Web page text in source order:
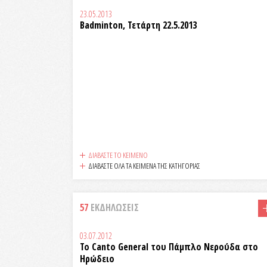
23.05.2013
Badminton, Τετάρτη 22.5.2013
ΔΙΑΒΑΣΤΕ ΤΟ ΚΕΙΜΕΝΟ
ΔΙΑΒΑΣΤΕ ΟΛΑ ΤΑ ΚΕΙΜΕΝΑ ΤΗΣ ΚΑΤΗΓΟΡΙΑΣ
57 ΕΚΔΗΛΩΣΕΙΣ
03.07.2012
Το Canto General του Πάμπλο Νερούδα στο
Ηρώδειο